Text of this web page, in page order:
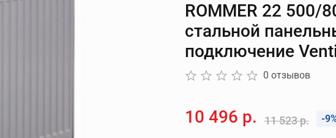
ROMMER 22 500/
стальной
подключение
0 отзывов
10 496 р. 11 523 р. -